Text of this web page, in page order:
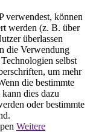
verwendest, können
werden (z. B. über
überlassen
die Verwendung
selbst
um mehr
die bestimmte
dies dazu
oder bestimmte
Weitere